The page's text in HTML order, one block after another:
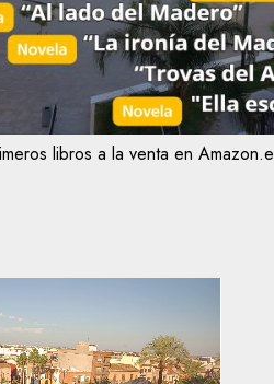
libros a la venta en